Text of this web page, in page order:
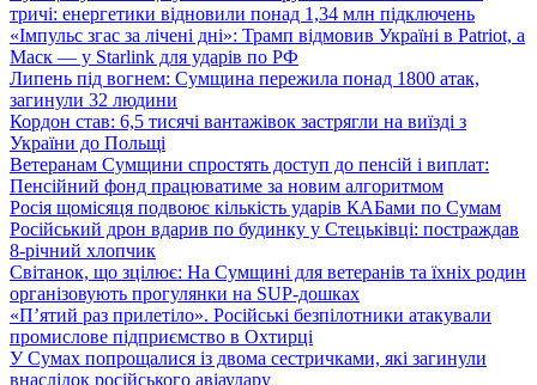
тричі: енергетики відновили понад 1,34 млн підключень
«Імпульс згас за лічені дні»: Трамп відмовив Україні в Patriot, а
Маск — у Starlink для ударів по РФ
Липень під вогнем: Сумщина пережила понад 1800 атак,
загинули 32 людини
Кордон став: 6,5 тисячі вантажівок застрягли на виїзді з
України до Польщі
Ветеранам Сумщини спростять доступ до пенсій і виплат:
Пенсійний фонд працюватиме за новим алгоритмом
Росія щомісяця подвоює кількість ударів КАБами по Сумам
Російський дрон вдарив по будинку у Стецьківці: постраждав
8-річний хлопчик
Світанок, що зцілює: На Сумщині для ветеранів та їхніх родин
організовують прогулянки на SUP-дошках
«П’ятий раз прилетіло». Російські безпілотники атакували
промислове підприємство в Охтирці
У Сумах попрощалися із двома сестричками, які загинули
внаслідок російського авіаудару